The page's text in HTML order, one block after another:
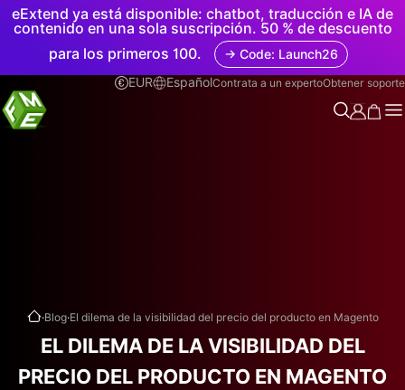
eExtend ya está disponible: chatbot, traducción e IA de
contenido en una sola suscripción. 50 % de descuento
para los primeros 100.
→ Code: Launch26
EUR
EspañolContrata a un expertoObtener soporte
.Blog.El dilema de la visibilidad del precio del producto en Magento
EL DILEMA DE LA VISIBILIDAD DEL
PRECIO DEL PRODUCTO EN MAGENTO